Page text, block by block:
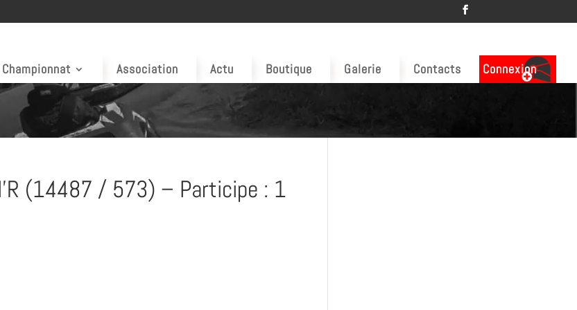
Championnat Association Actu Boutique Galerie Contacts Connexion
(14487 / 573) – Participe : 1